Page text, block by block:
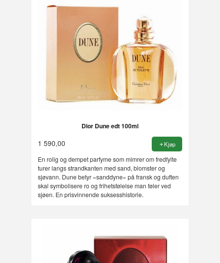
Dior Dune edt 100ml
1 590,00 Kjøp
En rolig og dempet parfyme som mimrer om fredfylte
turer langs strandkanten med sand, blomster og
sjøvann. Dune betyr «sanddyne» på fransk og duften
skal symbolisere ro og frihetsfølelse man føler ved
sjøen. En prisvinnende suksesshistorie.